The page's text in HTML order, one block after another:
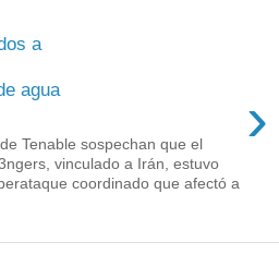
a
agua
›
Tenable sospechan que el
vinculado a Irán, estuvo
coordinado que afectó a